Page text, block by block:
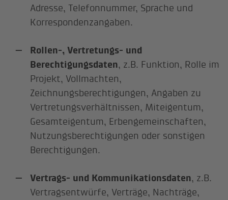
Adresse, Telefonnummer, Sprache und
Korrespondenzangaben.
Rollen-, Vertretungs- und
Berechtigungsdaten, z.B. Funktion, Rolle im
Projekt, Vollmachten,
Zeichnungsberechtigungen, Angaben zu
Vertretungsverhältnissen, Miteigentum,
Gesamteigentum, Erbengemeinschaften,
Nutzungsberechtigungen oder sonstigen
Berechtigungen.
Vertrags- und Kommunikationsdaten, z.B.
Vertragsentwürfe, Verträge, Nachträge,